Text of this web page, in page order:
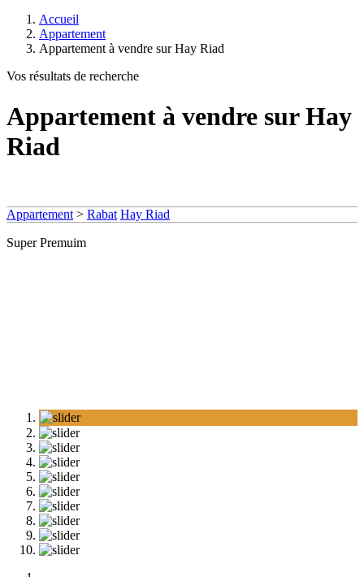
Accueil
Appartement
Appartement à vendre sur Hay Riad
Vos résultats de recherche
Appartement à vendre sur Hay
Riad
Appartement > Rabat Hay Riad
Super Premuim